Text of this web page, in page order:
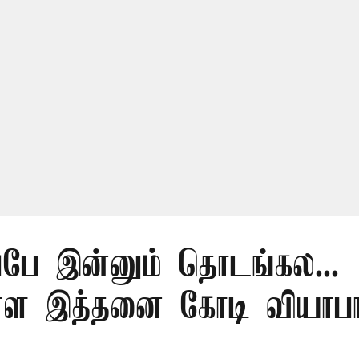
இன்னும் தொடங்கல...
இத்தனை கோடி